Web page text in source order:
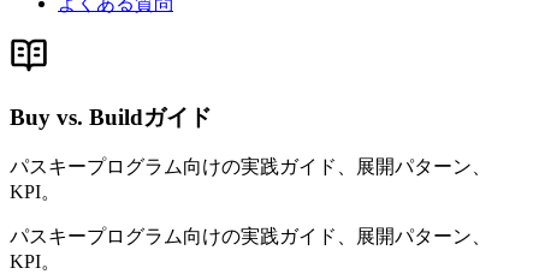
Buy vs. Buildガイド
パスキープログラム向けの実践ガイド、展開パターン、
KPI。
パスキープログラム向けの実践ガイド、展開パターン、
KPI。